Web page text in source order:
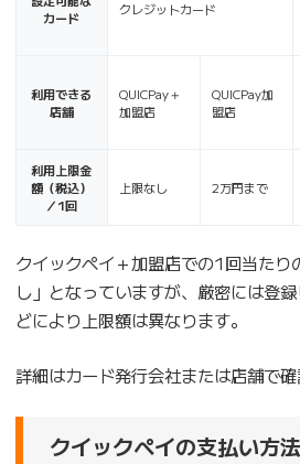
カード
クレジットカード
利用できる
店舗
QUICPay＋
加盟店
QUICPay加
盟店
利用上限金
額（税込）
／1回
上限なし 2万円まで
クイックペイ＋加盟店での1回当たり
し」となっていますが、厳密には登
どにより上限額は異なります。
詳細はカード発行会社または店舗で確
クイックペイの支払い方法